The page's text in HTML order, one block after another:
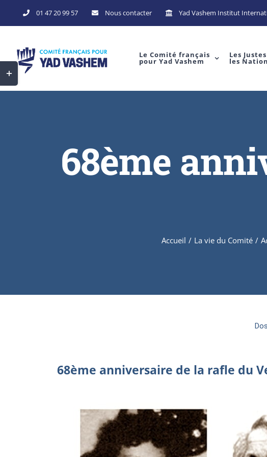
01 47 20 99 57 Nous contacter Yad Vashem Institut
Le Comité français
pour Yad Vashem
Les
les
68ème
Accueil / La vie du Comité /
68ème anniversaire de la rafle du